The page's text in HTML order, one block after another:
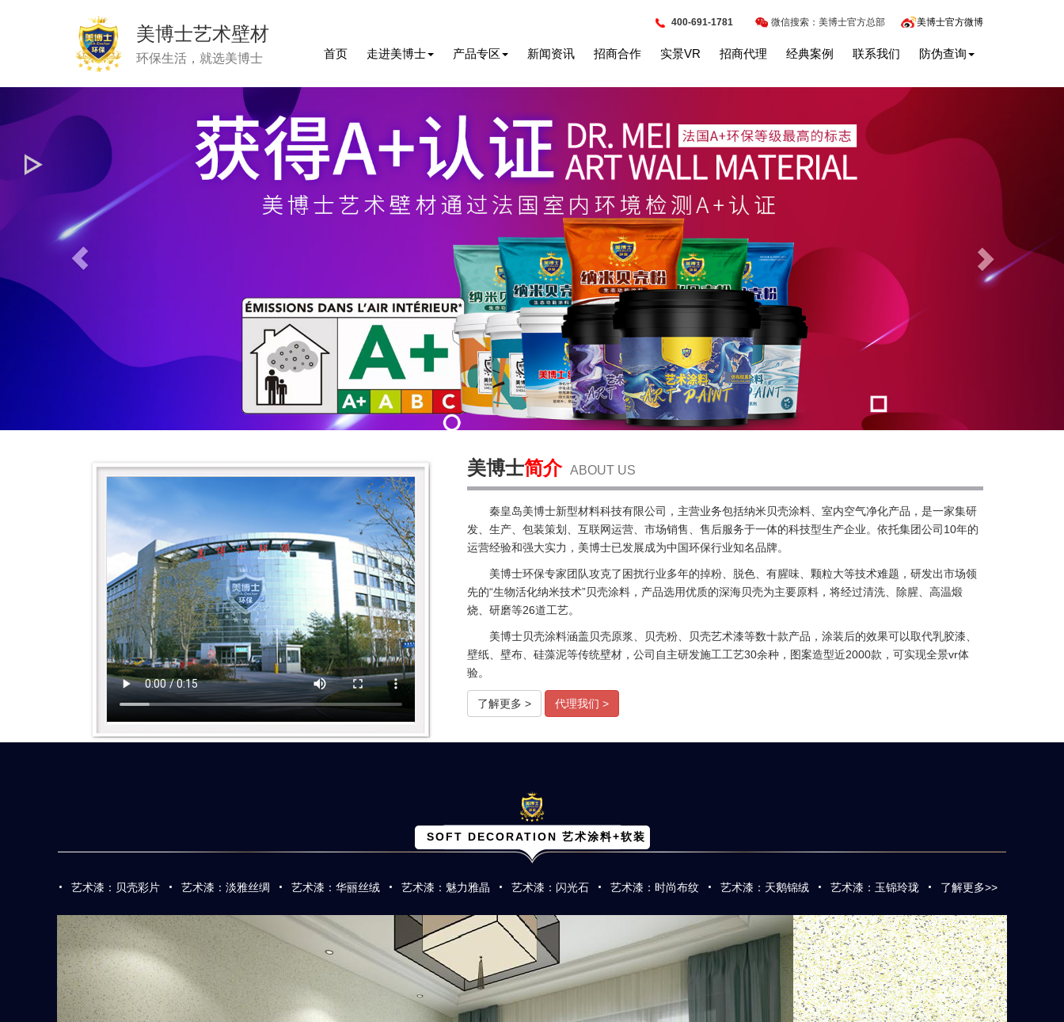
美博士艺术壁材
环保生活，就选美博士
400-691-1781 微信搜索：美博士官方总部 美博士官方微博
首页 走进美博士 产品专区 新闻资讯 招商合作 实景VR 招商代理 经典案例 联系我们 防伪查询
美博士简介 ABOUT US
秦皇岛美博士新型材料科技有限公司，主营业务包括纳米贝壳涂料、室内空气净化产品，是一家集研
发、生产、包装策划、互联网运营、市场销售、售后服务于一体的科技型生产企业。依托集团公司10年的
运营经验和强大实力，美博士已发展成为中国环保行业知名品牌。
美博士环保专家团队攻克了困扰行业多年的掉粉、脱色、有腥味、颗粒大等技术难题，研发出市场领
先的“生物活化纳米技术”贝壳涂料，产品选用优质的深海贝壳为主要原料，将经过清洗、除腥、高温煅
烧、研磨等26道工艺。
美博士贝壳涂料涵盖贝壳原浆、贝壳粉、贝壳艺术漆等数十款产品，涂装后的效果可以取代乳胶漆、
壁纸、壁布、硅藻泥等传统壁材，公司自主研发施工工艺30余种，图案造型近2000款，可实现全景vr体
验。
了解更多 > 代理我们 >
SOFT DECORATION 艺术涂料+软装
· 艺术漆：贝壳彩片 · 艺术漆：淡雅丝绸 · 艺术漆：华丽丝绒 · 艺术漆：魅力雅晶 · 艺术漆：闪光石 · 艺术漆：时尚布纹 · 艺术漆：天鹅锦绒 · 艺术漆：玉锦玲珑 · 了解更多>>